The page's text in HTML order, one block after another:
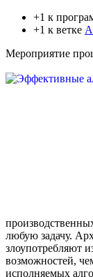
+1 к
+1 к ветке
Мероприятие
любую задачу.
злоупотребляют
возможностей,
исполняемых